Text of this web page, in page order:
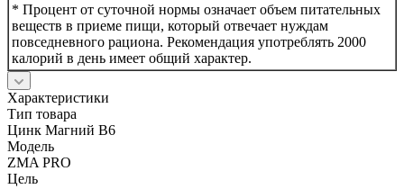
* Процент от суточной нормы означает объем питательных
веществ в приеме пищи, который отвечает нуждам
повседневного рациона. Рекомендация употреблять 2000
калорий в день имеет общий характер.
Характеристики
Тип товара
Цинк Магний B6
Модель
ZMA PRO
Цель